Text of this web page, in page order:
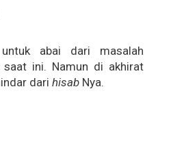
abai dari masalah
saat ini. Namun di akhirat
dari hisab Nya.